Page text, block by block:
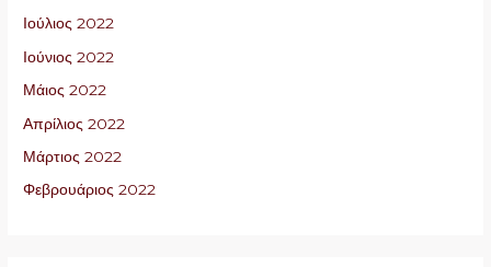
Ιούλιος 2022
Ιούνιος 2022
Μάιος 2022
Απρίλιος 2022
Μάρτιος 2022
Φεβρουάριος 2022